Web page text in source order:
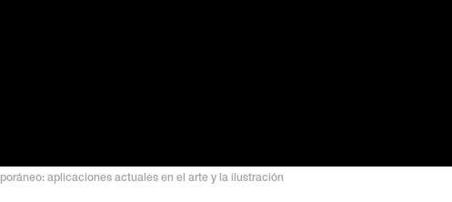
aplicaciones actuales en el arte y la ilustración